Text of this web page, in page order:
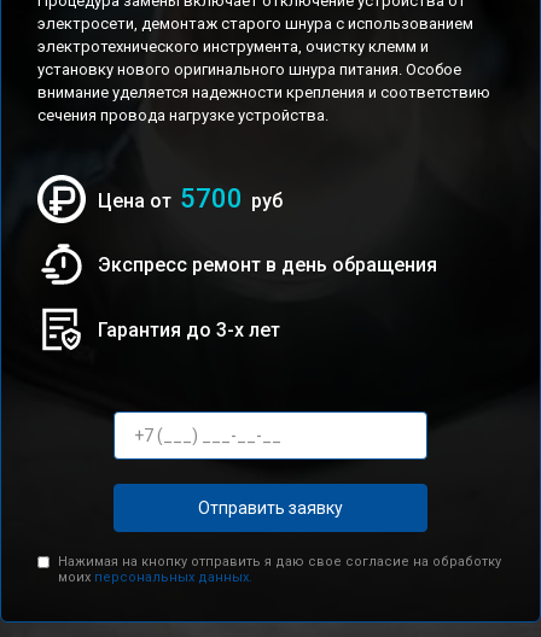
электросети, демонтаж старого шнура с использованием
электротехнического инструмента, очистку клемм и
установку нового оригинального шнура питания. Особое
внимание уделяется надежности крепления и соответствию
сечения провода нагрузке устройства.
Цена от 5700 руб
Экспресс ремонт в день обращения
Гарантия до 3-х лет
Отправить заявку
Нажимая на кнопку отправить я даю свое согласие на обработку
моих персональных данных.